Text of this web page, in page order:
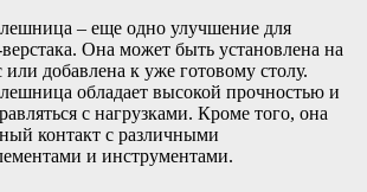
– еще одно улучшение для
Она может быть установлена на
добавлена к уже готовому столу.
обладает высокой прочностью и
с нагрузками. Кроме того, она
контакт с различными
и инструментами.